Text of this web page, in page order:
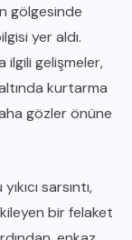
gölgesinde
yer aldı.
ilgili gelişmeler,
kurtarma
gözler önüne
sarsıntı,
bir felaket